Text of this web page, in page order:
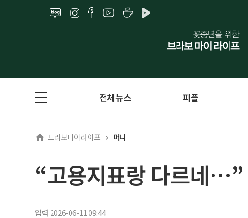
전체뉴스 피플
브라보마이라이프 머니
“고용지표랑 다르네
입력 2026-06-11 09:44